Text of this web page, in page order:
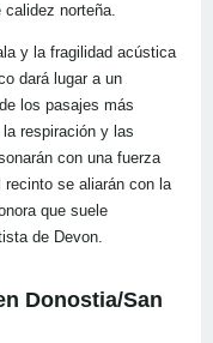
calidez norteña.
y la fragilidad acústica
dará lugar a un
los pasajes más
respiración y las
con una fuerza
se aliarán con la
que suele
de Devon.
Donostia/San